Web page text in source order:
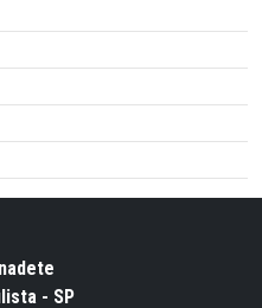
- SP